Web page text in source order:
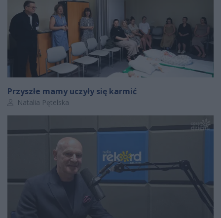
Przyszłe mamy uczyły się karmić
Autor artykułu:
Natalia Pętelska